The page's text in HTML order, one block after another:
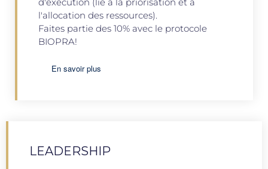
l'allocation des ressources).
Faites partie des 10% avec le protocole
BIOPRA!
En savoir plus
LEADERSHIP